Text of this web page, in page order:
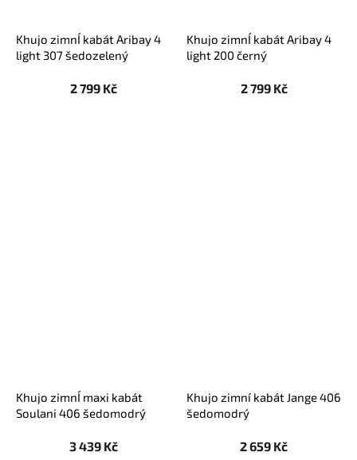
Khujo zimnÍ kabát Aribay 4
light 307 šedozelený
2 799 Kč
Khujo zimnÍ kabát Aribay 4
light 200 černý
2 799 Kč
Khujo zimnÍ maxi kabát
Soulani 406 šedomodrý
3 439 Kč
Khujo zimní kabát Jange 406
šedomodrý
2 659 Kč